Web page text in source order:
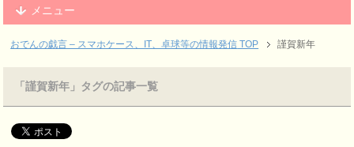
メニュー
おでんの戯言 – スマホケース、IT、卓球等の情報発信 TOP 謹賀新年
「謹賀新年」タグの記事一覧